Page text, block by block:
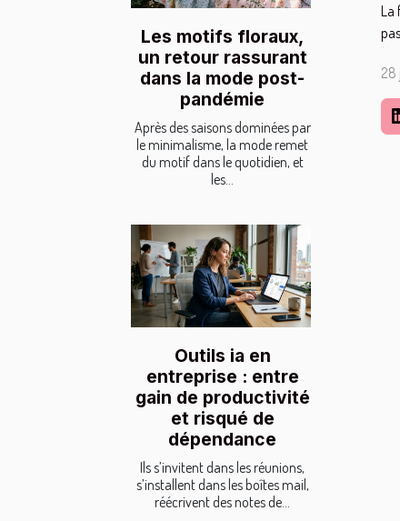
Les motifs floraux,
un retour rassurant
dans la mode post-
pandémie
Après des saisons dominées par
le minimalisme, la mode remet
du motif dans le quotidien, et
les...
Outils ia en
entreprise : entre
gain de productivité
et risqué de
dépendance
Ils s’invitent dans les réunions,
s’installent dans les boîtes mail,
réécrivent des notes de...
La
28